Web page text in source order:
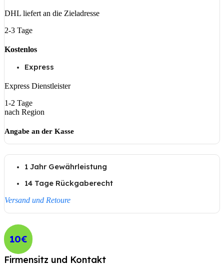
DHL liefert an die Zieladresse
2-3 Tage
Kostenlos
Express
Express Dienstleister
1-2 Tage
nach Region
Angabe an der Kasse
1 Jahr Gewährleistung
14 Tage Rückgaberecht
Versand und Retoure
10€
Firmensitz und Kontakt